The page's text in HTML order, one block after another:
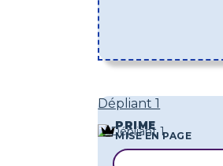
Dépliant 1
PRIME
MISE EN PAGE